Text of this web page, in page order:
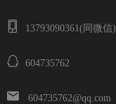
13793090361(同微信)
604735762
604735762@qq.com